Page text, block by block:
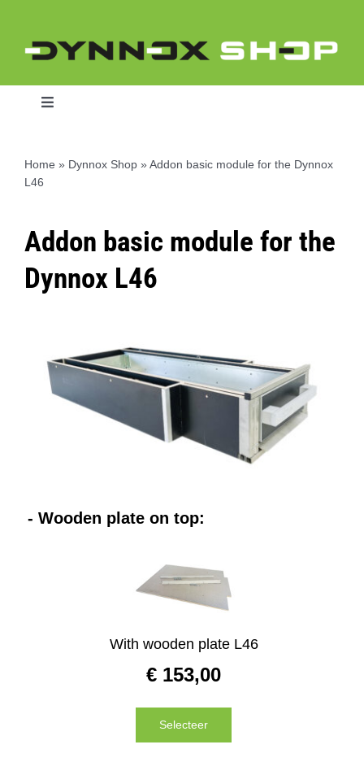
inhoud
Toggle
Dynnox L46
Dynnox XL53
Home » Dynnox Shop»Addon basic module for the Dynnox
L46
Addon basic module for the
Dynnox L46
- Wooden plate on top:
With wooden plate L46
€ 153,00
Selecteer